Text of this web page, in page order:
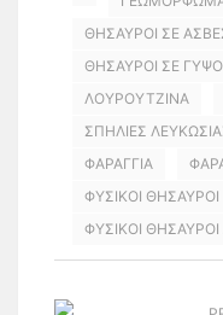
ΘΗΣΑΥΡΟΙ ΣΕ
ΘΗΣΑΥΡΟΙ ΣΕ
ΛΟΥΡΟΥΤΖΙΝΑ
ΣΠΗΛΙΕΣ
ΦΑΡΑΓΓΙΑ
ΦΥΣΙΚΟΙ ΘΗΣΑΥΡΟΙ
ΦΥΣΙΚΟΙ